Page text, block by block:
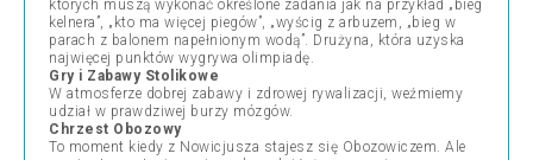
których muszą wykonać określone zadania jak na przykład „bieg
kelnera”, „kto ma więcej piegów”, „wyścig z arbuzem, „bieg w
parach z balonem napełnionym wodą”. Drużyna, która uzyska
najwięcej punktów wygrywa olimpiadę.
Gry i Zabawy Stolikowe
W atmosferze dobrej zabawy i zdrowej rywalizacji, weźmiemy
udział w prawdziwej burzy mózgów.
Chrzest Obozowy
To moment kiedy z Nowicjusza stajesz się Obozowiczem. Ale